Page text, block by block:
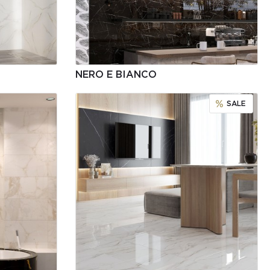
NERO E BIANCO
SALE